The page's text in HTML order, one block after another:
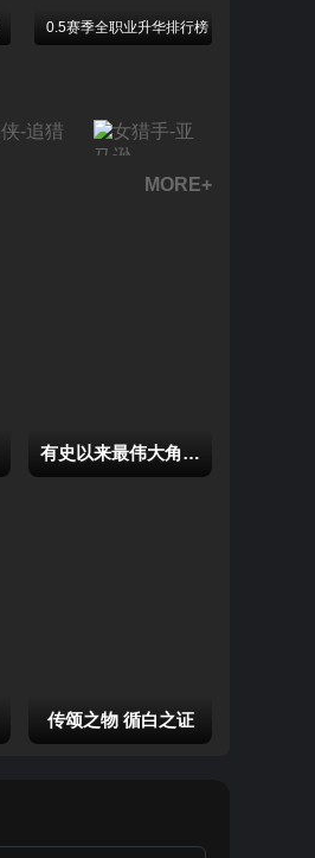
0.5赛季全职业升华排行榜
MORE+
有史以来最伟大角色扮演游戏的重制版
传颂之物 循白之证